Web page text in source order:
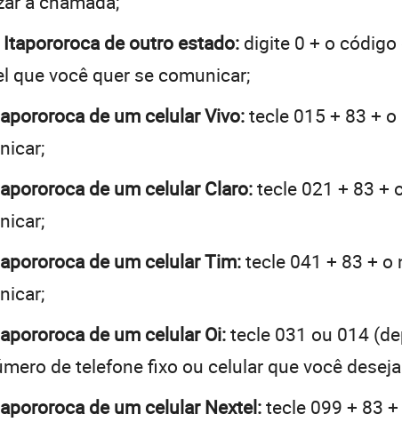
de outro estado: digite 0 + o
que você quer se comunicar;
de um celular Vivo:tecle 015 + 83 +
de um celular Claro:tecle 021 + 83 +
de um celular Tim:tecle 041 + 83 + o
de um celular Oi:tecle 031 ou 014
de telefone fixo ou celular que você
de um celular Nextel:tecle 099 + 83